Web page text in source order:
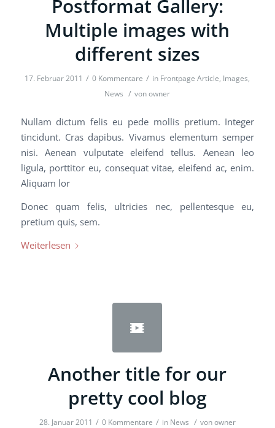
Postformat Gallery:
Multiple images with
different sizes
17. Februar 2011 / 0 Kommentare / in Frontpage Article, Images,
News / vonowner
Nullam dictum felis eu pede mollis pretium. Integer
tincidunt. Cras dapibus. Vivamus elementum semper
nisi. Aenean vulputate eleifend tellus. Aenean leo
ligula, porttitor eu, consequat vitae, eleifend ac, enim.
Aliquam lor
Donec quam felis, ultricies nec, pellentesque eu,
pretium quis, sem.
Weiterlesen
Another title for our
pretty cool blog
28. Januar 2011 / 0 Kommentare / in News / vonowner